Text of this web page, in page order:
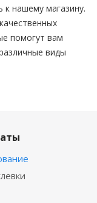
к нашему магазину.
помогут вам
виды